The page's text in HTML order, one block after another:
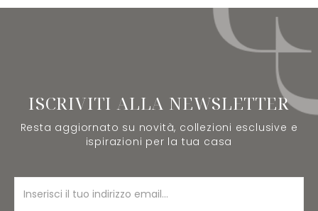
ISCRIVITI ALLA NEWSLETTER
Resta aggiornato su novità, collezioni esclusive e
ispirazioni per la tua casa